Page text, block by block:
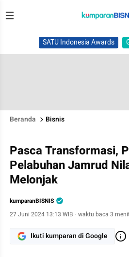
SATU Indonesia Awards
Beranda Bisnis
Pasca Transformasi,
Pelabuhan Jamrud
Melonjak
kumparanBISNIS
27 Juni 2024 13:13 WIB · waktu baca 3
Ikuti kumparan di Google